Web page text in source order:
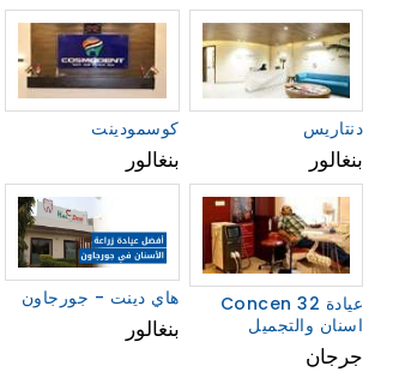
كوسمودينت
بنغالور
دنتاريس
بنغالور
هاي دينت - جورجاون
بنغالور
Concen 32 عيادة
اسنان والتجميل
جرجان